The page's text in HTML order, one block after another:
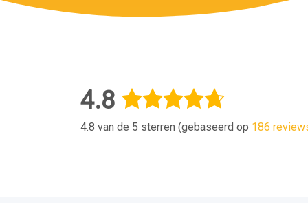
4.8
4.8 van de 5 sterren (gebaseerd op 186